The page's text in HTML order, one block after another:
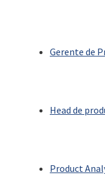
Gerente de
Head de
Product